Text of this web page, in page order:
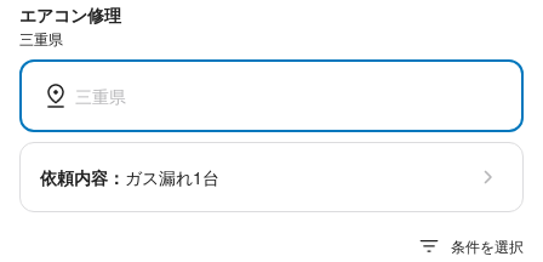
エアコン修理
三重県
三重県
依頼内容： ガス漏れ1台
条件を選択